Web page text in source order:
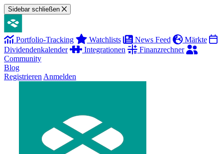
Sidebar schließen
Portfolio-Tracking Watchlists News Feed
Märkte
Dividendenkalender
Integrationen
Finanzrechner
Community
Blog
Registrieren Anmelden